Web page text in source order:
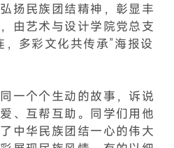
扬民族团结精神，彰显丰
由艺术与设计学院党总支
多彩文化共传承”海报设
一个个生动的故事，诉说
、互帮互助。同学们用他
中华民族团结一心的伟大